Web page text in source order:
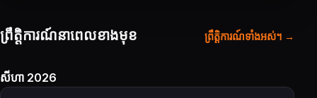
ព្រឹត្តិការណ៍នាពេលខាងមុខ ព្រឹត្តិការណ៍ទាំងអស់។ →
សីហា 2026